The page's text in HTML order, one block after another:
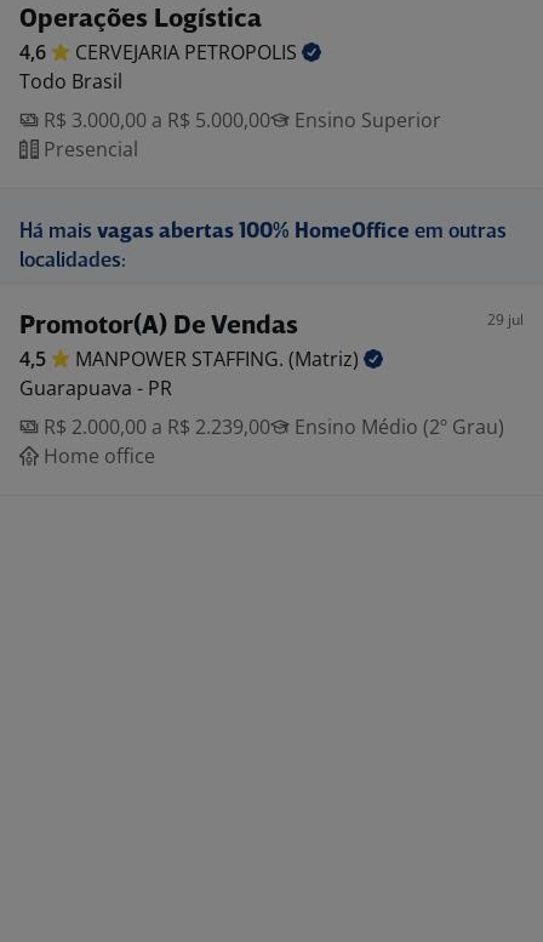
Operações Logística
4,6 CERVEJARIA PETROPOLIS
Todo Brasil
R$ 3.000,00 a R$ 5.000,00
Ensino Superior
Presencial
Há mais vagas abertas 100% HomeOffice em outras
localidades:
Promotor(A) De Vendas 29 jul
4,5 MANPOWER STAFFING. (Matriz)
Guarapuava - PR
R$ 2.000,00 a R$ 2.239,00
Ensino Médio (2º Grau)
Home office